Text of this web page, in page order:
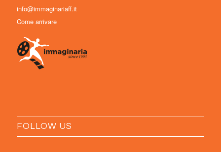
info@immaginariaff.it
Come arrivare
FOLLOW US